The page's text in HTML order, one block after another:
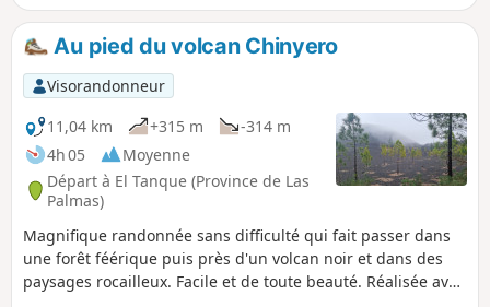
Au pied du volcan Chinyero
Visorandonneur
11,04 km
+315 m
-314 m
4h 05
Moyenne
Départ à El Tanque (Province de Las
Palmas)
Magnifique randonnée sans difficulté qui fait passer dans
une forêt féérique puis près d'un volcan noir et dans des
paysages rocailleux. Facile et de toute beauté. Réalisée avec